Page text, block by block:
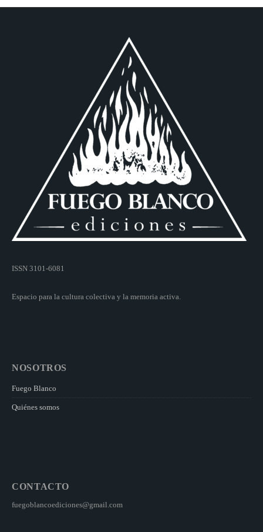
ISSN 3101-6081
Espacio para la cultura colectiva y la memoria activa.
NOSOTROS
Fuego Blanco
Quiénes somos
CONTACTO
fuegoblancoediciones@gmail.com